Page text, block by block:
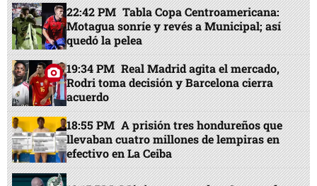
22:42 PM Tabla Copa Centroamericana:
Motagua sonríe y revés a Municipal; así
quedó la pelea
19:34 PM Real Madrid agita el mercado,
Rodri toma decisión y Barcelona cierra
acuerdo
18:55 PM A prisión tres hondureños que
llevaban cuatro millones de lempiras en
efectivo en La Ceiba